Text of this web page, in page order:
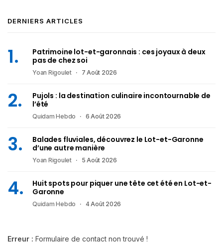
DERNIERS ARTICLES
Patrimoine lot-et-garonnais : ces joyaux à deux
pas de chez soi
Yoan Rigoulet 7 Août 2026
Pujols : la destination culinaire incontournable de
l’été
Quidam Hebdo 6 Août 2026
Balades fluviales, découvrez le Lot-et-Garonne
d’une autre manière
Yoan Rigoulet 5 Août 2026
Huit spots pour piquer une tête cet été en Lot-et-
Garonne
Quidam Hebdo 4 Août 2026
Erreur : Formulaire de contact non trouvé !